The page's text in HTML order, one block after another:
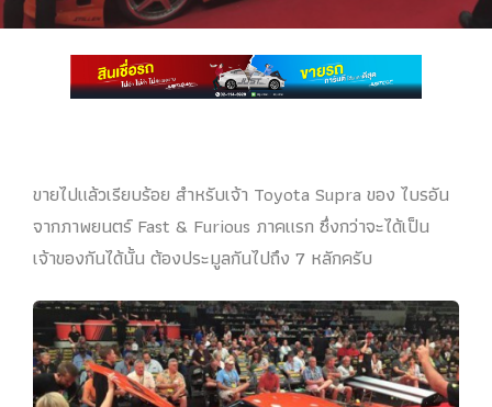
ขายไปแล้วเรียบร้อย สำหรับเจ้า Toyota Supra ของ ไบรอัน
จากภาพยนตร์ Fast & Furious ภาคแรก ซึ่งกว่าจะได้เป็น
เจ้าของกันได้นั้น ต้องประมูลกันไปถึง 7 หลักครับ